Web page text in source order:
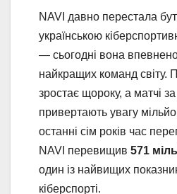
NAVI давно перестала
українською
— сьогодні вона
найкращих команд світу.
зростає щороку, а матчі
привертають увагу
останні сім років час
NAVI перевищив 571
один із найвищих
кіберспорті.